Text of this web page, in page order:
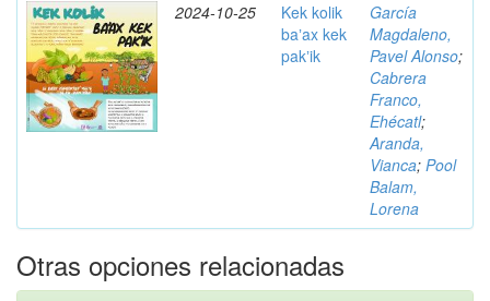
2024-10-25
Kek kolik
baʼax kek
pakʼik
García
Magdaleno,
Pavel Alonso;
Cabrera
Franco,
Ehécatl;
Aranda,
Vianca; Pool
Balam,
Lorena
Otras opciones relacionadas